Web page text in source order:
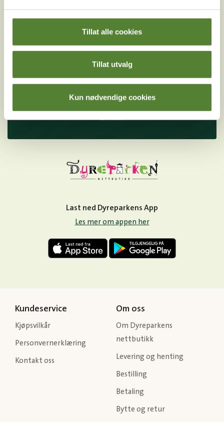
Tillat alle cookies
Tillat utvalg
Kun nødvendige cookies
Følg oss på
sosiale medier!
LinkedIn
Last ned Dyreparkens App
Les mer om appen her
Kundeservice
Kjøpsvilkår
Personvernerklæring
Kontakt oss
Om oss
Om Dyreparkens
nettbutikk
Levering og henting
Bestilling
Betaling
Bytte og retur